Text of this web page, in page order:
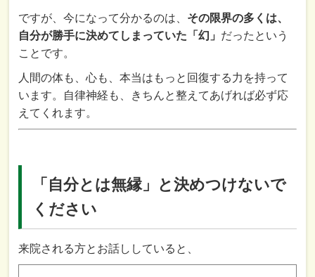
ですが、今になって分かるのは、 その限界の多くは、
自分が勝手に決めてしまっていた「幻」 だったという
ことです。
人間の体も、心も、本当はもっと回復する力を持って
います。自律神経も、きちんと整えてあげれば必ず応
えてくれます。
「自分とは無縁」と決めつけないで
ください
来院される方とお話ししていると、